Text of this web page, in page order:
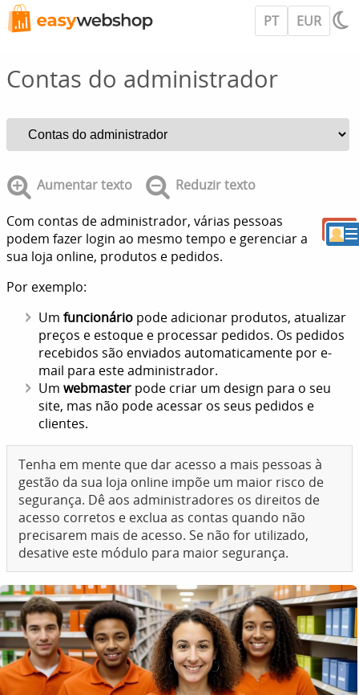
PT EUR
Contas do administrador
Aumentar texto Reduzir texto
Com contas de administrador, várias pessoas
podem fazer login ao mesmo tempo e gerenciar a
sua loja online, produtos e pedidos.
Por exemplo:
Um funcionário pode adicionar produtos, atualizar
preços e estoque e processar pedidos. Os pedidos
recebidos são enviados automaticamente por e-
mail para este administrador.
Um webmaster pode criar um design para o seu
site, mas não pode acessar os seus pedidos e
clientes.
Tenha em mente que dar acesso a mais pessoas à
gestão da sua loja online impõe um maior risco de
segurança. Dê aos administradores os direitos de
acesso corretos e exclua as contas quando não
precisarem mais de acesso. Se não for utilizado,
desative este módulo para maior segurança.